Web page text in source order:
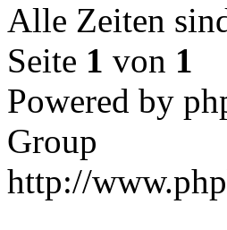
Alle Zeiten
Seite 1 von 1
Powered by
Group
http://